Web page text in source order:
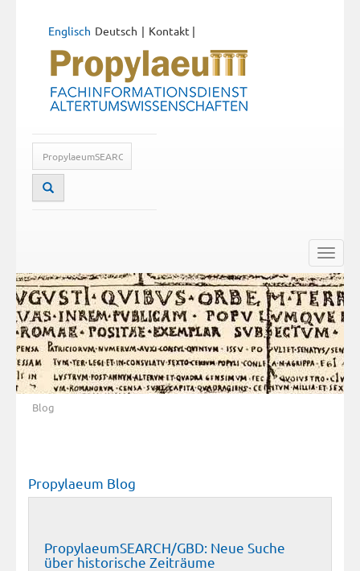
Deutsch
Englisch Kontakt |
Toggle
Blog
Propylaeum Blog
PropylaeumSEARCH/GBD: Neue Suche
über historische Zeiträume